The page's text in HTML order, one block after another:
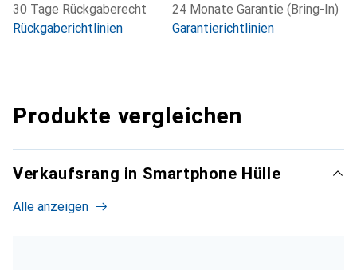
30 Tage Rückgaberecht
Rückgaberichtlinien
24 Monate Garantie (Bring-In)
Garantierichtlinien
Produkte vergleichen
Verkaufsrang in Smartphone Hülle
Alle anzeigen